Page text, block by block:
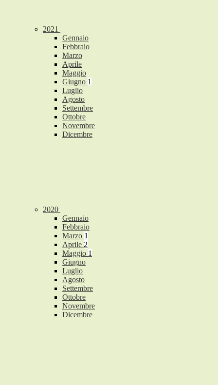
2021
Gennaio
Febbraio
Marzo
Aprile
Maggio
Giugno 1
Luglio
Agosto
Settembre
Ottobre
Novembre
Dicembre
2020
Gennaio
Febbraio
Marzo 1
Aprile 2
Maggio 1
Giugno
Luglio
Agosto
Settembre
Ottobre
Novembre
Dicembre